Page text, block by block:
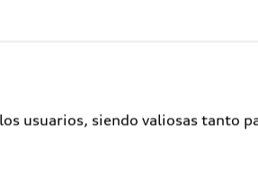
usuarios, siendo valiosas tanto